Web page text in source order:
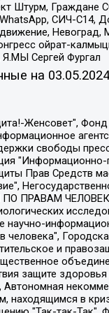
Штурм, Граждане
СИЧ-С14,
ойрат-
Я.МЫ Сергей Фургал
на 03.05.2024
Рубин Михаил Аркадьевич, Анин Роман Александрович, Юридическое лицо Istories fonds, зарегистрированное в Латвийской Республике (регистрационный номер 50008295751, дата регистрации 24.02.2020), Великовский Дмитрий Александрович, Долинина Ирина Николаевна, Мароховская Алеся Алексеевна, Шлейнов Роман Юрьевич, Шмагун Олеся Валентиновна, Общество с ограниченной ответственностью "Альтаир 2021", Общество с ограниченной ответственностью "Вега 2021", Общество с ограниченной ответственностью "Главный редактор 2021", Общество с ограниченной ответственностью "Ромашки монолит", Важенков Артем Валерьевич, Ивановская областная общественная организация "Центр гендерных исследований", Гурман Юрий Альбертович, Медиапроект "ОВД-Инфо", Егоров Владимир Владимирович, Жилинский Владимир Александрович, Общество с ограниченной ответственностью "ЗП", Иванова София Юрьевна, Карезина Инна Павловна, Кильтау Екатерина Викторовна, Петров Алексей Викторович, Пискунов Сергей Евгеньевич, Смирнов Сергей Сергеевич, Тихонов Михаил Сергеевич, Общество с ограниченной ответственностью